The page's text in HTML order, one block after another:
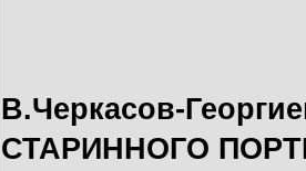
В.Черкасов-
СТАРИННОГО